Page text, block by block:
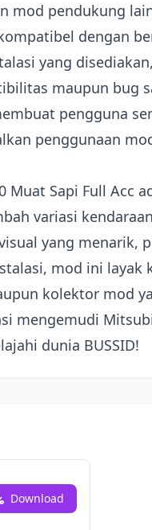
mod pendukung
dengan
yang
maupun bug
pengguna
penggunaan
Muat Sapi Full Acc
variasi
yang menarik,
mod ini
kolektor mod
mengemudi
dunia BUSSID!
Download